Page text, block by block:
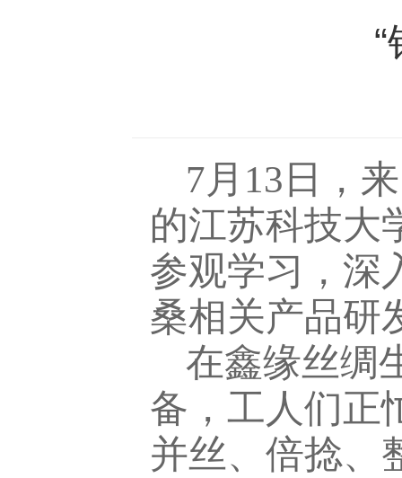
7月13日，
的江苏科技大
参观学习，深
桑相关产品研
在鑫缘丝绸
备，工人们正
并丝、倍捻、